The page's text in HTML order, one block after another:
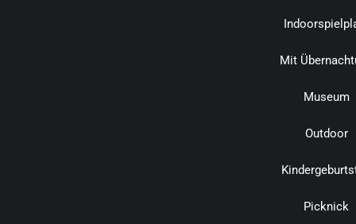
Mit
Museum
Outdoor
Picknick